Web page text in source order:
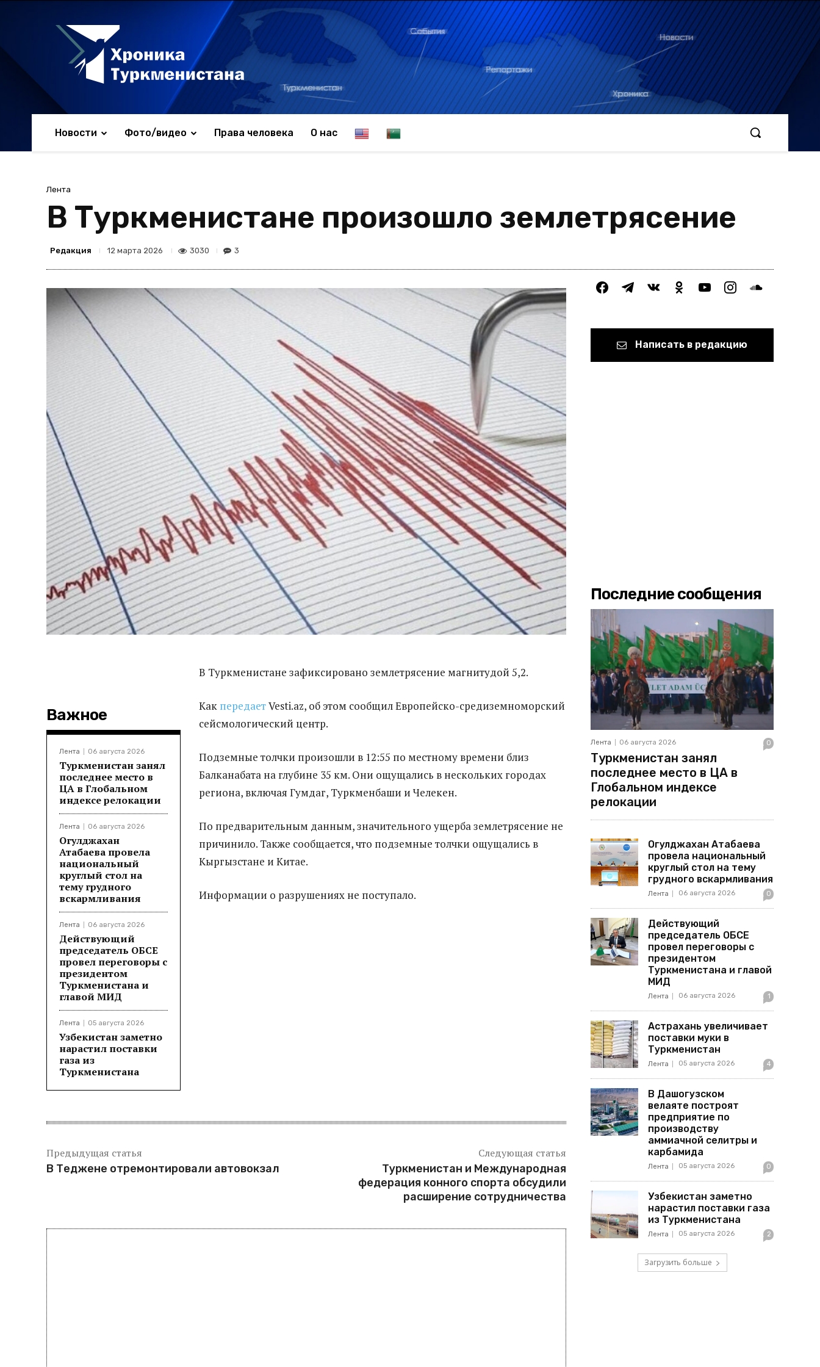
Новости Фото/видео Права человека О нас E
s
T
c
e
Лента
В Туркменистане произошло землетрясение
Редакция 12 марта 2026 3030 3
Важное
Лента 06 августа 2026
Туркменистан занял
последнее место в
ЦА в Глобальном
индексе релокации
Лента 06 августа 2026
Огулджахан
Атабаева провела
национальный
круглый стол на
тему грудного
вскармливания
Лента 06 августа 2026
Действующий
председатель ОБСЕ
провел переговоры с
президентом
Туркменистана и
главой МИД
Лента 05 августа 2026
Узбекистан заметно
нарастил поставки
газа из
Туркменистана
В Туркменистане зафиксировано землетрясение магнитудой 5,2.
Как передаетVesti.az, об этом сообщил Европейско-средиземноморский
сейсмологический центр.
Подземные толчки произошли в 12:55 по местному времени близ
Балканабата на глубине 35 км. Они ощущались в нескольких городах
региона, включая Гумдаг, Туркменбаши и Челекен.
По предварительным данным, значительного ущерба землетрясение не
причинило. Также сообщается, что подземные толчки ощущались в
Кыргызстане и Китае.
Информации о разрушениях не поступало.
Предыдущая статья
В Теджене отремонтировали автовокзал
Следующая статья
Туркменистан и Международная
федерация конного спорта обсудили
расширение сотрудничества
facebooktelegramvkontakteodnoklassniki
youtubeinstagramsoundcloud
Написать в редакцию
Последние сообщения
Лента 06 августа 2026 0
Туркменистан занял
последнее место в ЦА в
Глобальном индексе
релокации
Огулджахан Атабаева
провела национальный
круглый стол на тему
грудного вскармливания
Лента 06 августа 2026 0
Действующий
председатель ОБСЕ
провел переговоры с
президентом
Туркменистана и главой
МИД
Лента 06 августа 2026 1
Астрахань увеличивает
поставки муки в
Туркменистан
Лента 05 августа 2026 4
В Дашогузском
велаяте построят
предприятие по
производству
аммиачной селитры и
карбамида
Лента 05 августа 2026 0
Узбекистан заметно
нарастил поставки газа
из Туркменистана
Лента 05 августа 2026 2
Загрузить больше